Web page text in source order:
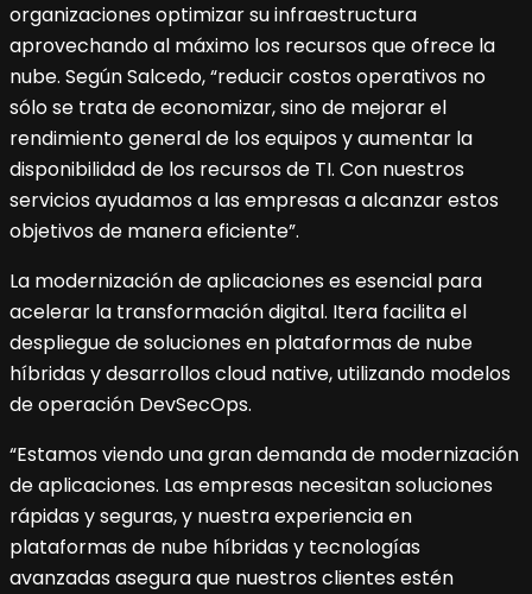
organizaciones optimizar su infraestructura
aprovechando al máximo los recursos que ofrece la
nube. Según Salcedo, “reducir costos operativos no
sólo se trata de economizar, sino de mejorar el
rendimiento general de los equipos y aumentar la
disponibilidad de los recursos de TI. Con nuestros
servicios ayudamos a las empresas a alcanzar estos
objetivos de manera eficiente”.
La modernización de aplicaciones es esencial para
acelerar la transformación digital. Itera facilita el
despliegue de soluciones en plataformas de nube
híbridas y desarrollos cloud native, utilizando modelos
de operación DevSecOps.
“Estamos viendo una gran demanda de modernización
de aplicaciones. Las empresas necesitan soluciones
rápidas y seguras, y nuestra experiencia en
plataformas de nube híbridas y tecnologías
avanzadas asegura que nuestros clientes estén